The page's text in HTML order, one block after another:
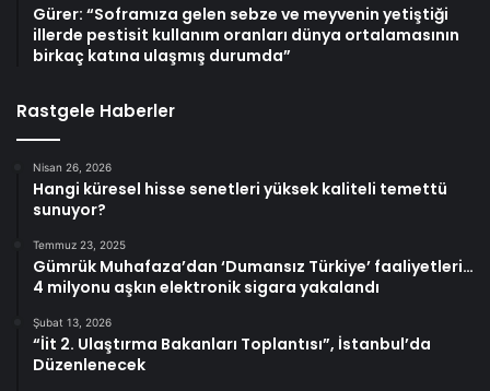
Gürer: “Soframıza gelen sebze ve meyvenin yetiştiği
illerde pestisit kullanım oranları dünya ortalamasının
birkaç katına ulaşmış durumda”
Rastgele Haberler
Nisan 26, 2026
Hangi küresel hisse senetleri yüksek kaliteli temettü
sunuyor?
Temmuz 23, 2025
Gümrük Muhafaza’dan ‘Dumansız Türkiye’ faaliyetleri…
4 milyonu aşkın elektronik sigara yakalandı
Şubat 13, 2026
“İit 2. Ulaştırma Bakanları Toplantısı”, İstanbul’da
Düzenlenecek